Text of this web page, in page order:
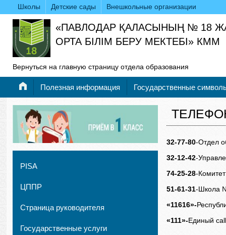
Школы Детские сады Внешкольные организации
«ПАВЛОДАР ҚАЛАСЫНЫҢ № 18
ОРТА БІЛІМ БЕРУ МЕКТЕБІ» КММ
Вернуться на главную страницу отдела образования
Полезная информация Государственные
PISA
ЦППР
Страница руководителя
Государственные услуги
32-77-80-Отдел
32-12-42-
74-25-28-
51-61-31-Школа
«11616»-
«111»-Единый